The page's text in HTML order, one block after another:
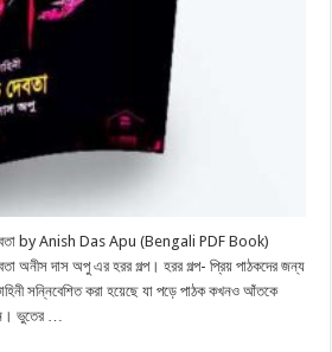
by Anish Das Apu (Bengali PDF Book)
অনীস দাস অপু এর হরর গল্প। হরর গল্প- প্রিয় পাঠকদের জন্য
সন্নিবেশিত করা হয়েছে যা পড়ে পাঠক কখনও আঁতকে
ভুতের …